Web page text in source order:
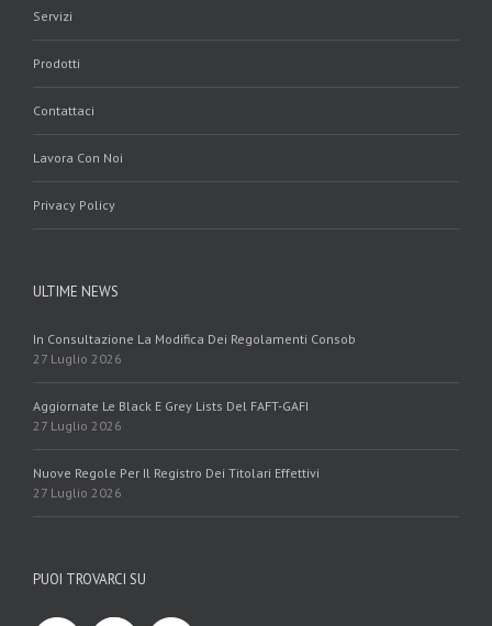
Servizi
Prodotti
Contattaci
Lavora Con Noi
Privacy Policy
ULTIME NEWS
In Consultazione La Modifica Dei Regolamenti Consob
27 Luglio 2026
Aggiornate Le Black E Grey Lists Del FAFT-GAFI
27 Luglio 2026
Nuove Regole Per Il Registro Dei Titolari Effettivi
27 Luglio 2026
PUOI TROVARCI SU